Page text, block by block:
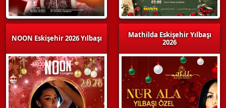
NOON Eskişehir 2026 Yılbaşı
Mathilda Eskişehir Yılbaşı
2026